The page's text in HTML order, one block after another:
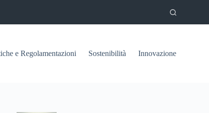
e Regolamentazioni Sostenibilità Innovazione